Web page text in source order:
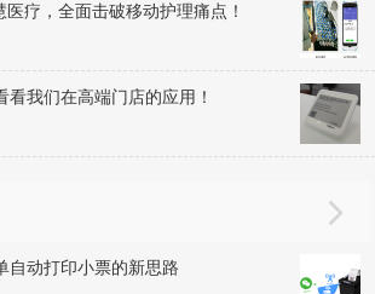
疗，全面击破移动护理痛点！
看我们在高端门店的应用！

自动打印小票的新思路